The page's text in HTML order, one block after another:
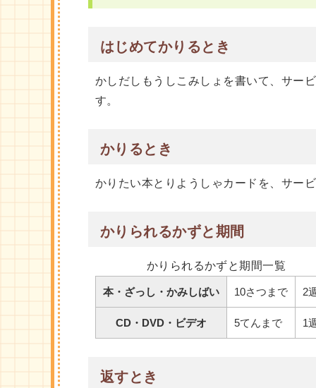
はじめてかりるとき
かしだしもうしこみしょを書いて、サー
す。
かりるとき
かりたい本とりようしゃカードを、サー
かりられるかずと期間
かりられるかずと期間一覧
本・ざっし・かみしばい 10さつまで 2
CD・DVD・ビデオ 5てんまで 1
返すとき